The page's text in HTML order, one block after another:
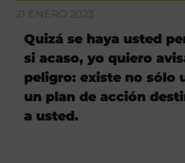
21 ENERO 2023
Quizá se haya usted
si acaso, yo quiero
peligro: existe no sólo
un plan de acción
a usted.